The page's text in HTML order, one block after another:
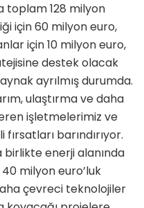
toplam 128 milyon
için 60 milyon euro,
için 10 milyon euro,
destek olacak
ayrılmış durumda.
ulaştırma ve daha
işletmelerimiz ve
barındırıyor.
birlikte enerji alanında
milyon euro’luk
çevreci teknolojiler